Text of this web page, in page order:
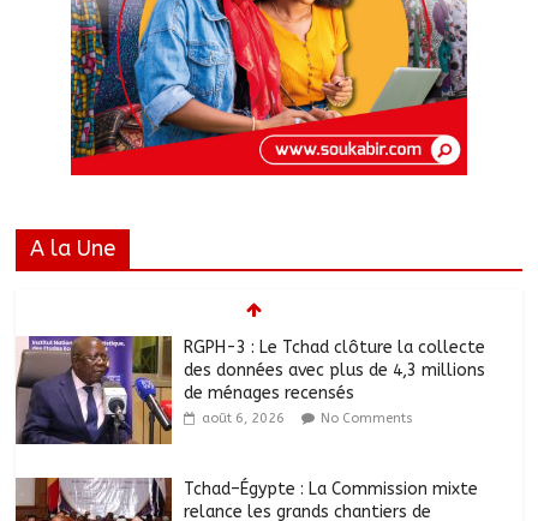
A la Une
RGPH-3 : Le Tchad clôture la collecte
des données avec plus de 4,3 millions
de ménages recensés
août 6, 2026 No Comments
relance les grands chantiers de
coopération